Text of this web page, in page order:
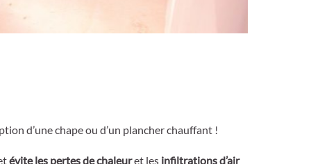
d’une chape ou d’un plancher chauffant !
évite les pertes de chaleuret les infiltrations d’air